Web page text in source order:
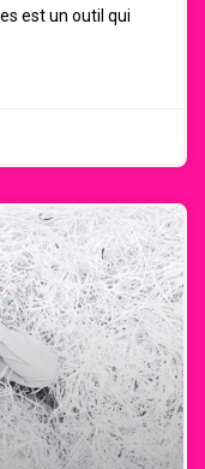
est un outil qui